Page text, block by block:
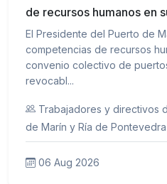
de recursos humanos en
El Presidente del Puerto de
competencias de recursos
convenio colectivo de
revocabl...
Trabajadores y directivos
de Marín y Ría de Pontevedra
06 Aug 2026